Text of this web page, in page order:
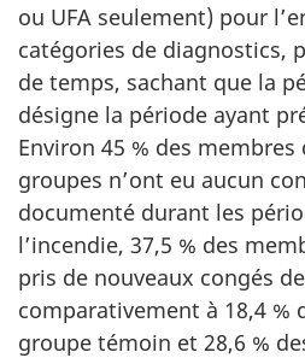
ou UFA seulement) pour
catégories de diagnostics,
de temps, sachant que la
désigne la période ayant
Environ 45 % des
groupes n’ont eu aucun
documenté durant les
l’incendie, 37,5 % des
pris de nouveaux congés
comparativement à 18,4 %
groupe témoin et 28,6 %